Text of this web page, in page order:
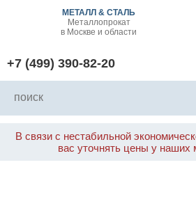
МЕТАЛЛ & СТАЛЬ
Металлопрокат
в Москве и области
+7 (499) 390-82-20
В связи с нестабильной
вас уточнять цены у наших